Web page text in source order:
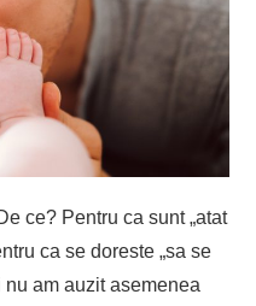
ce? Pentru ca sunt „atat
ca se doreste „sa se
nu am auzit asemenea